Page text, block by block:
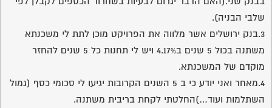
שלבי הבניה).
3.בנק ירושלים אשר מלווה את הפרויקט מוכן לתת לי משכנתא
משתנה בכול 5 שנים ב4.17% ויש לי תחנות כל 5 שנים להחזר
מוקדם של המשכנתא.
4.מאחר ואני יודע כי ב 5 השנים הקרובות יגיעו לי סכומי כסף (גמול
השתלמות ועוד…)החלטתי לקחת בריבית משתנה.